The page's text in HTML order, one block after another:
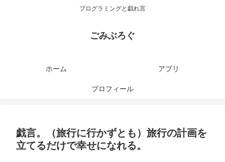
プログラミングと戯れ言
ごみぶろぐ
ホーム アプリ
プロフィール
戯言。（旅行に行かずとも）旅行の計画を
立てるだけで幸せになれる。